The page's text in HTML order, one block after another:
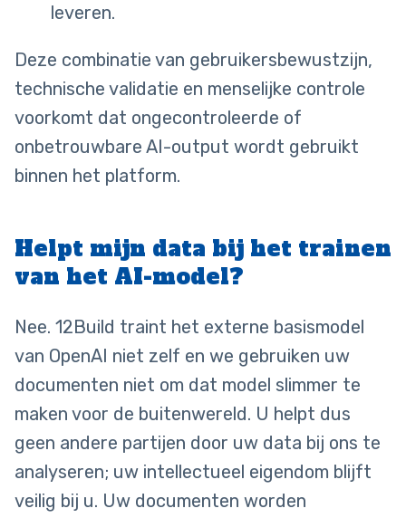
leveren.
Deze combinatie van gebruikersbewustzijn,
technische validatie en menselijke controle
voorkomt dat ongecontroleerde of
onbetrouwbare AI-output wordt gebruikt
binnen het platform.
Helpt mijn data bij het trainen
van het AI-model?
Nee. 12Build traint het externe basismodel
van OpenAI niet zelf en we gebruiken uw
documenten niet om dat model slimmer te
maken voor de buitenwereld. U helpt dus
geen andere partijen door uw data bij ons te
analyseren; uw intellectueel eigendom blijft
veilig bij u. Uw documenten worden